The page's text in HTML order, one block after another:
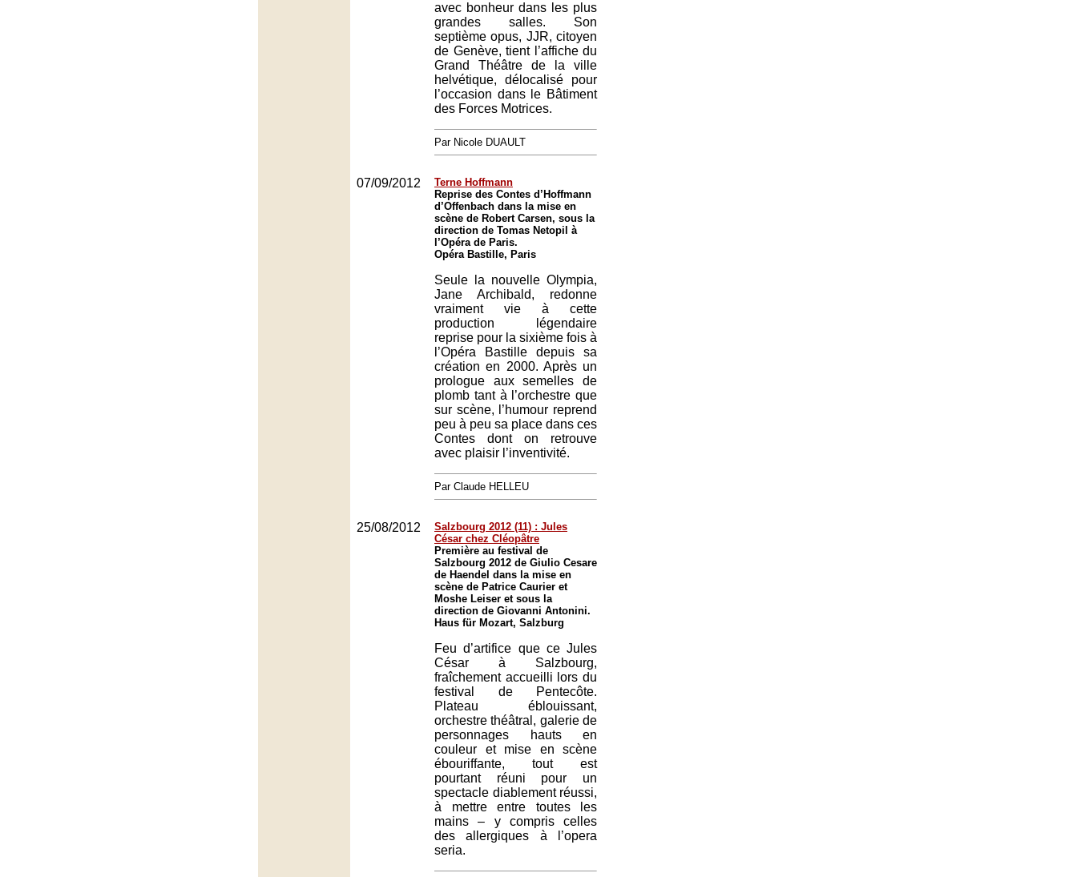
avec bonheur dans les plus
grandes salles. Son
septième opus, JJR, citoyen
de Genève, tient l’affiche du
Grand Théâtre de la ville
helvétique, délocalisé pour
l’occasion dans le Bâtiment
des Forces Motrices.
Par Nicole DUAULT
07/09/2012
Terne Hoffmann
Reprise des Contes d’Hoffmann
d’Offenbach dans la mise en
scène de Robert Carsen, sous la
direction de Tomas Netopil à
l’Opéra de Paris.
Opéra Bastille, Paris
Seule la nouvelle Olympia,
Jane Archibald, redonne
vraiment vie à cette
production légendaire
reprise pour la sixième fois à
l’Opéra Bastille depuis sa
création en 2000. Après un
prologue aux semelles de
plomb tant à l’orchestre que
sur scène, l’humour reprend
peu à peu sa place dans ces
Contes dont on retrouve
avec plaisir l’inventivité.
Par Claude HELLEU
25/08/2012
Salzbourg 2012 (11) : Jules
César chez Cléopâtre
Première au festival de
Salzbourg 2012 de Giulio Cesare
de Haendel dans la mise en
scène de Patrice Caurier et
Moshe Leiser et sous la
direction de Giovanni Antonini.
Haus für Mozart, Salzburg
Feu d’artifice que ce Jules
César à Salzbourg,
fraîchement accueilli lors du
festival de Pentecôte.
Plateau éblouissant,
orchestre théâtral, galerie de
personnages hauts en
couleur et mise en scène
ébouriffante, tout est
pourtant réuni pour un
spectacle diablement réussi,
à mettre entre toutes les
mains – y compris celles
des allergiques à l’opera
seria.